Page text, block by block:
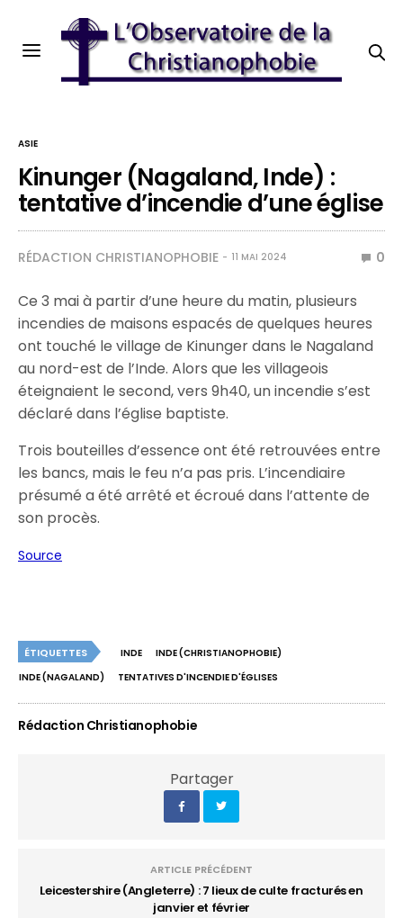
ASIE
Kinunger (Nagaland, Inde) :
tentative d’incendie d’une église
RÉDACTION CHRISTIANOPHOBIE 11 MAI 2024 0
Ce 3 mai à partir d’une heure du matin, plusieurs
incendies de maisons espacés de quelques heures
ont touché le village de Kinunger dans le Nagaland
au nord-est de l’Inde. Alors que les villageois
éteignaient le second, vers 9h40, un incendie s’est
déclaré dans l’église baptiste.
Trois bouteilles d’essence ont été retrouvées entre
les bancs, mais le feu n’a pas pris. L’incendiaire
présumé a été arrêté et écroué dans l’attente de
son procès.
Source
ÉTIQUETTES INDE
INDE (CHRISTIANOPHOBIE)
INDE (NAGALAND)
TENTATIVES D'INCENDIE D'ÉGLISES
Rédaction Christianophobie
Partager
ARTICLE PRÉCÉDENT
Leicestershire (Angleterre) : 7 lieux de culte fracturés en
janvier et février